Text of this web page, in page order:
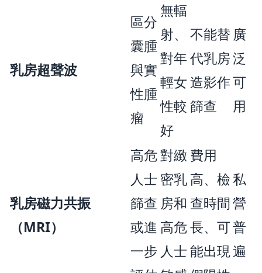
乳房超聲波
區分
囊腫
與實
性腫
瘤
無輻
射、
對年
輕女
性較
好
不能替
代乳房
造影作
篩查
廣
泛
可
用
乳房磁力共振
（MRI）
高危
人士
篩查
或進
一步
對緻
密乳
房和
高危
人士
費用
高、檢
查時間
長、可
能出現
私
營
普
遍